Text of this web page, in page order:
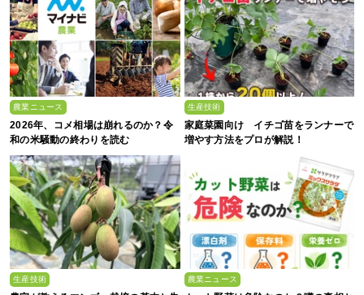
農業ニュース
2026年、コメ相場は崩れるのか？令
和の米騒動の終わりを読む
生産技術
家庭菜園向け イチゴ苗をランナーで
増やす方法をプロが解説！
生産技術 農業ニュース